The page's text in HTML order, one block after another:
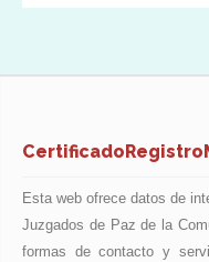
Esta web ofrece datos de
Juzgados de Paz de la
formas de contacto y